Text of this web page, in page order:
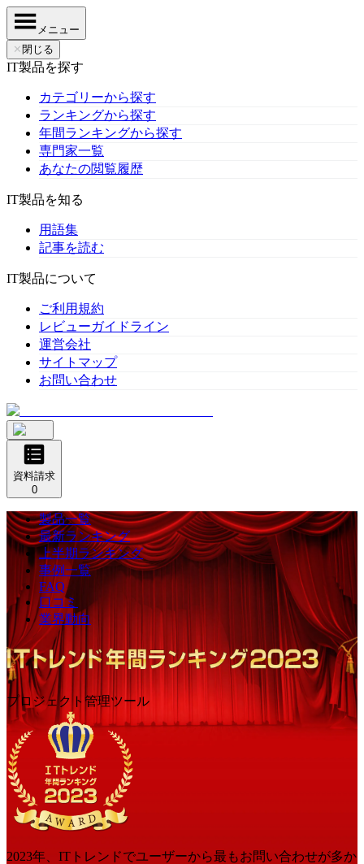
メニュー
✕ 閉じる
IT製品を探す
カテゴリーから探す
ランキングから探す
年間ランキングから探す
専門家一覧
あなたの閲覧履歴
IT製品を知る
用語集
記事を読む
IT製品について
ご利用規約
レビューガイドライン
運営会社
サイトマップ
お問い合わせ
資料請求
0
製品一覧
最新ランキング
上半期ランキング
事例一覧
FAQ
口コミ
業界動向
プロジェクト管理ツール
2023年 、ITトレンドでユーザーから最もお問い合わせが多か